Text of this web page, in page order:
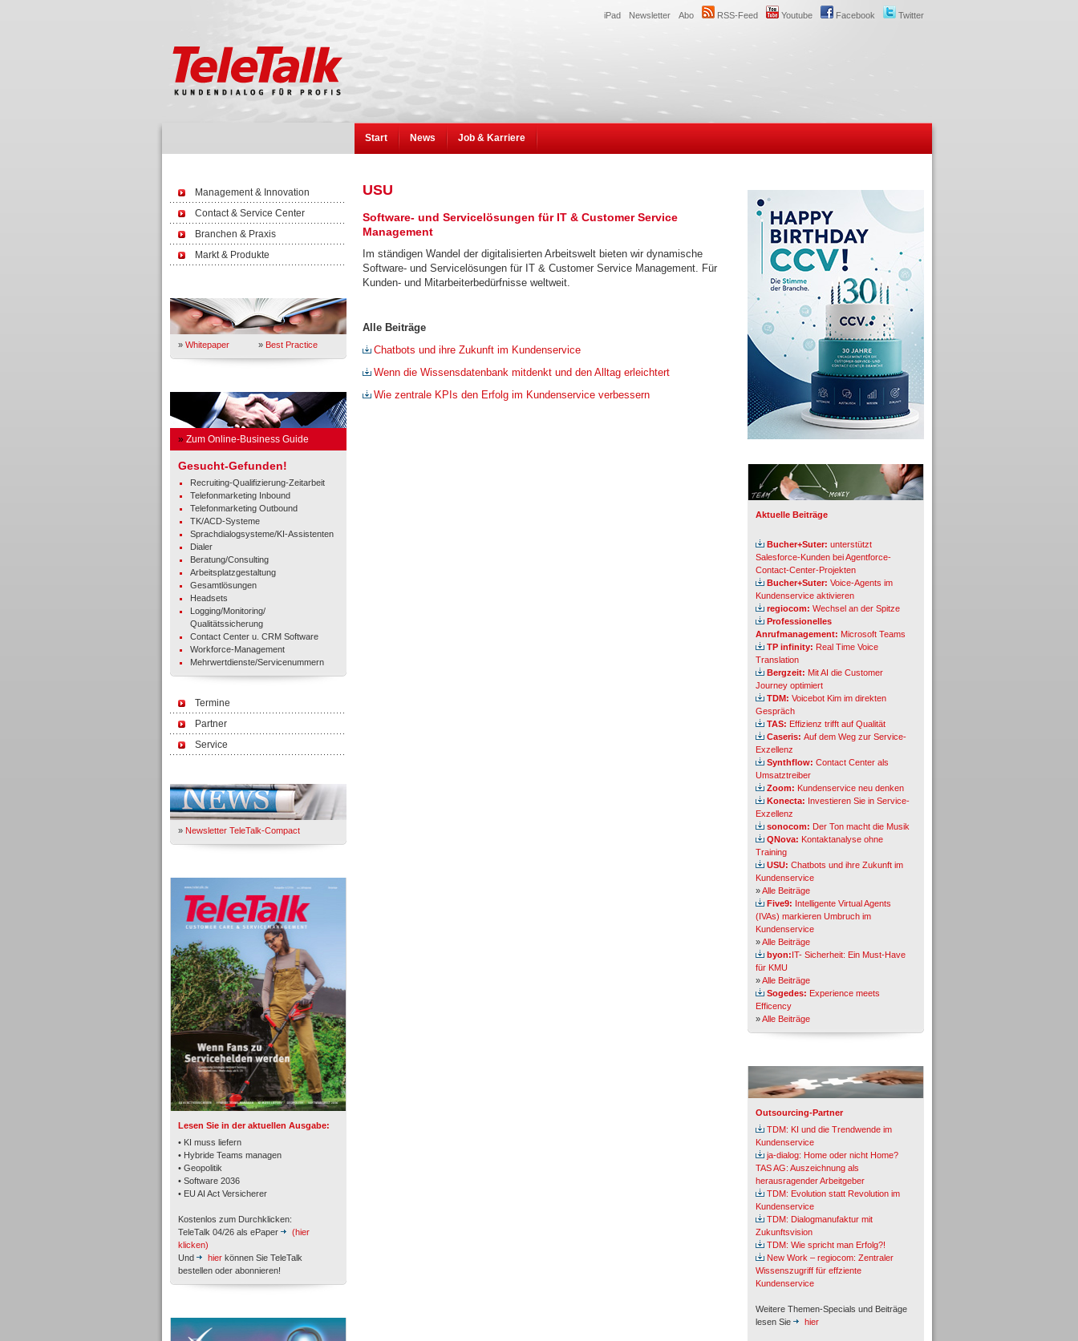
Twitter
Facebook
Youtube
RSS-Feed
Abo
Newsletter
iPad
Start News Job & Karriere
Management & Innovation
Contact & Service Center
Branchen & Praxis
Markt & Produkte
» Whitepaper » Best Practice
» Zum Online-Business Guide
Gesucht-Gefunden!
Recruiting-Qualifizierung-Zeitarbeit
Telefonmarketing Inbound
Telefonmarketing Outbound
TK/ACD-Systeme
Sprachdialogsysteme/KI-Assistenten
Dialer
Beratung/Consulting
Arbeitsplatzgestaltung
Gesamtlösungen
Headsets
Logging/Monitoring/
Qualitätssicherung
Contact Center u. CRM Software
Workforce-Management
Mehrwertdienste/Servicenummern
Termine
Partner
Service
» Newsletter TeleTalk-Compact
Lesen Sie in der aktuellen Ausgabe:
• KI muss liefern
• Hybride Teams managen
• Geopolitik
• Software 2036
• EU AI Act Versicherer
Kostenlos zum Durchklicken:
TeleTalk 04/26 als ePaper
(hier
klicken)
Und
hier können Sie TeleTalk
bestellen oder abonnieren!
TK- und ACD-Systeme
Workforce-Management
USU
Software- und Servicelösungen für IT & Customer Service
Management
Im ständigen Wandel der digitalisierten Arbeitswelt bieten wir dynamische
Software- und Servicelösungen für IT & Customer Service Management. Für
Kunden- und Mitarbeiterbedürfnisse weltweit.
Alle Beiträge
Chatbots und ihre Zukunft im Kundenservice
Wenn die Wissensdatenbank mitdenkt und den Alltag erleichtert
Wie zentrale KPIs den Erfolg im Kundenservice verbessern
Aktuelle Beiträge
Bucher+Suter: unterstützt
Salesforce-Kunden bei Agentforce-
Contact-Center-Projekten
Bucher+Suter: Voice-Agents im
Kundenservice aktivieren
regiocom: Wechsel an der Spitze
Professionelles
Anrufmanagement: Microsoft Teams
TP infinity: Real Time Voice
Translation
Bergzeit: Mit AI die Customer
Journey optimiert
TDM: Voicebot Kim im direkten
Gespräch
TAS: Effizienz trifft auf Qualität
Caseris: Auf dem Weg zur Service-
Exzellenz
Synthflow: Contact Center als
Umsatztreiber
Zoom: Kundenservice neu denken
Konecta: Investieren Sie in Service-
Exzellenz
sonocom: Der Ton macht die Musik
QNova: Kontaktanalyse ohne
Training
USU: Chatbots und ihre Zukunft im
Kundenservice
»Alle Beiträge
Five9: Intelligente Virtual Agents
(IVAs) markieren Umbruch im
Kundenservice
»Alle Beiträge
byon:IT- Sicherheit: Ein Must-Have
für KMU
»Alle Beiträge
Sogedes: Experience meets
Efficency
»Alle Beiträge
Outsourcing-Partner
TDM: KI und die Trendwende im
Kundenservice
ja-dialog: Home oder nicht Home?
TAS AG: Auszeichnung als
herausragender Arbeitgeber
TDM: Evolution statt Revolution im
Kundenservice
TDM: Dialogmanufaktur mit
Zukunftsvision
TDM: Wie spricht man Erfolg?!
New Work – regiocom: Zentraler
Wissenszugriff für effziente
Kundenservice
Weitere Themen-Specials und Beiträge
lesen Sie
hier